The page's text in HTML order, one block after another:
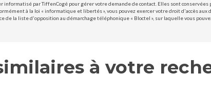
par TiffenCogé pour gérer votre demande de contact. Elles sont
à la loi « informatique et libertés », vous pouvez exercer votre droit d'accès
de la liste d'opposition au démarchage téléphonique « Bloctel », sur laquelle vous
à votre